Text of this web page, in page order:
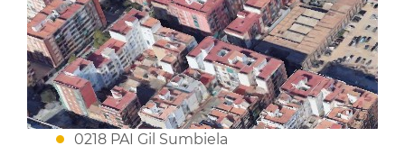
0218 PAI Gil Sumbiela